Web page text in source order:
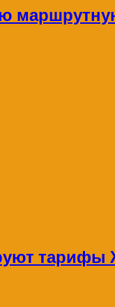
тарифы